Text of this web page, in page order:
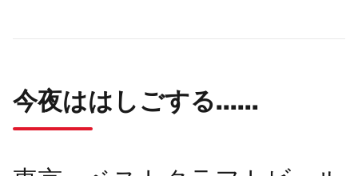
今夜ははしごする......